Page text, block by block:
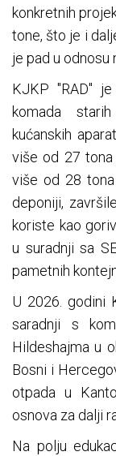
konkretnih
tone, što je i
je pad u odnosu
KJKP "RAD"
komada
kućanskih
više od 27 tona
više od 28
deponiji,
koriste kao
u suradnji sa
pametnih
U 2026. godini
saradnji s
Hildeshajma u
Bosni i
otpada u
osnova za dalji
Na polju